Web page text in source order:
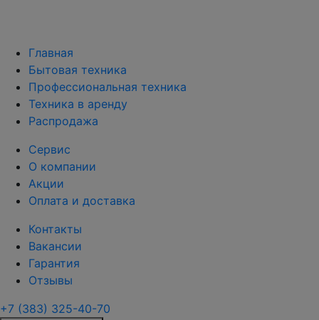
Главная
Бытовая техника
Профессиональная техника
Техника в аренду
Распродажа
Сервис
О компании
Акции
Оплата и доставка
Контакты
Вакансии
Гарантия
Отзывы
+7 (383) 325-40-70